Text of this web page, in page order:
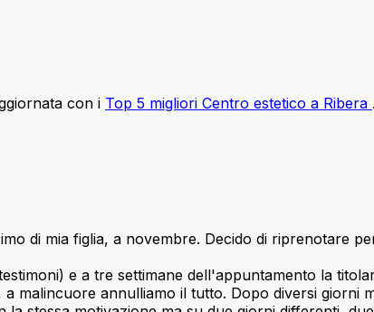
con i Top 5 migliori Centro estetico a Ribera .
di mia figlia, a novembre. Decido di riprenotare
e a tre settimane dell'appuntamento la
malincuore annulliamo il tutto. Dopo diversi giorni